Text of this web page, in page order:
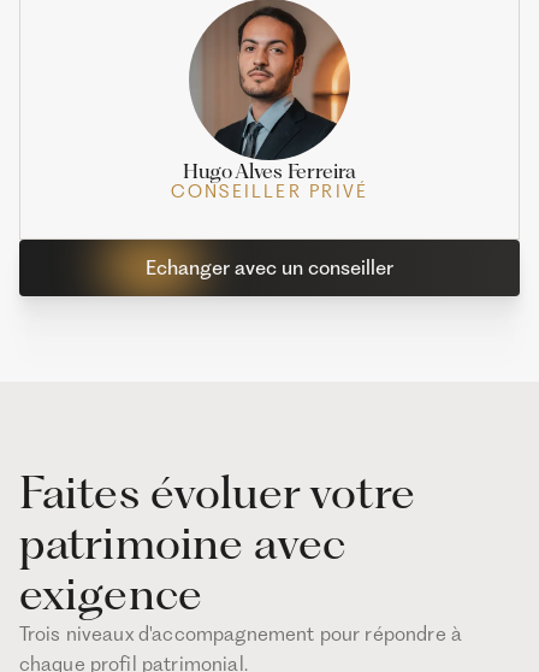
Hugo Alves Ferreira
CONSEILLER PRIVÉ
Echanger avec un conseiller
Faites évoluer votre
patrimoine avec
exigence
Trois niveaux d'accompagnement pour répondre à
chaque profil patrimonial.